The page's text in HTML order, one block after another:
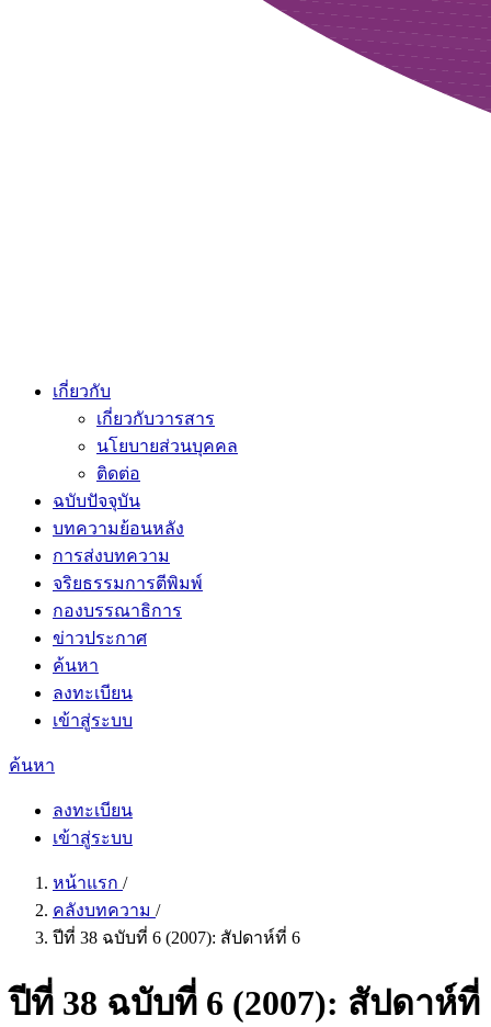
เกี่ยวกับ
เกี่ยวกับวารสาร
นโยบายส่วนบุคคล
ติดต่อ
ฉบับปัจจุบัน
บทความย้อนหลัง
การส่งบทความ
จริยธรรมการตีพิมพ์
กองบรรณาธิการ
ข่าวประกาศ
ค้นหา
ลงทะเบียน
เข้าสู่ระบบ
ค้นหา
ลงทะเบียน
เข้าสู่ระบบ
หน้าแรก /
คลังบทความ /
ปีที่ 38 ฉบับที่ 6 (2007): สัปดาห์ที่ 6
ปีที่ 38 ฉบับที่ 6 (2007): สัปดาห์ที่